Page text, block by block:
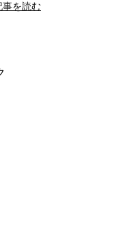
事を読む